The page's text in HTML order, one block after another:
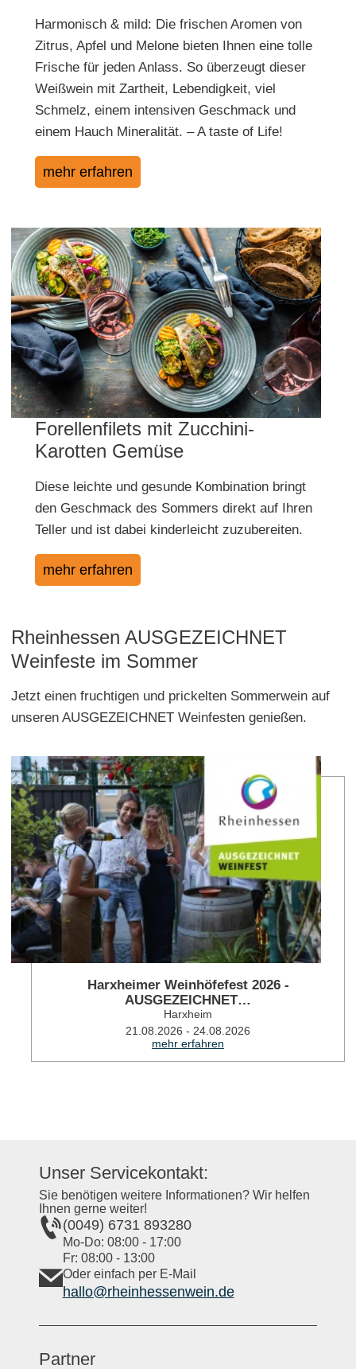
Harmonisch & mild: Die frischen Aromen von
Zitrus, Apfel und Melone bieten Ihnen eine tolle
Frische für jeden Anlass. So überzeugt dieser
Weißwein mit Zartheit, Lebendigkeit, viel
Schmelz, einem intensiven Geschmack und
einem Hauch Mineralität. – A taste of Life!
mehr erfahren
Forellenfilets mit Zucchini-
Karotten Gemüse
Diese leichte und gesunde Kombination bringt
den Geschmack des Sommers direkt auf Ihren
Teller und ist dabei kinderleicht zuzubereiten.
mehr erfahren
Rheinhessen AUSGEZEICHNET
Weinfeste im Sommer
Jetzt einen fruchtigen und prickelten Sommerwein auf
unseren AUSGEZEICHNET Weinfesten genießen.
Harxheimer Weinhöfefest 2026 -
AUSGEZEICHNET…
Harxheim
21.08.2026 - 24.08.2026
mehr erfahren
Unser Servicekontakt:
Sie benötigen weitere Informationen? Wir helfen
Ihnen gerne weiter!
(0049) 6731 893280
Mo-Do: 08:00 - 17:00
Fr: 08:00 - 13:00
Oder einfach per E-Mail
hallo@rheinhessenwein.de
Partner